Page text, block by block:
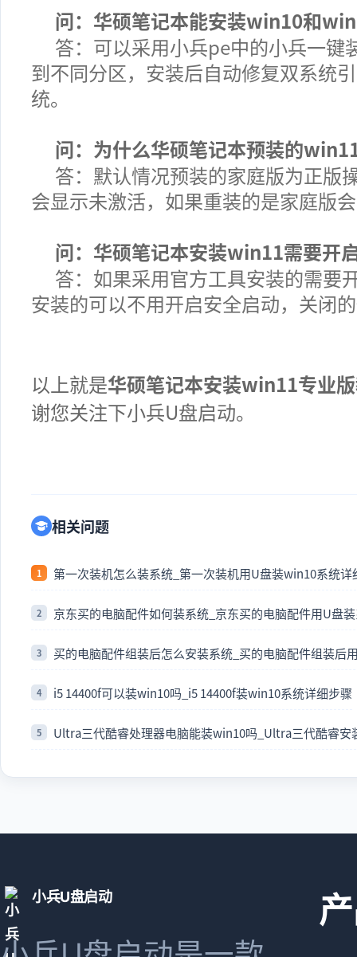
问：华硕笔记本能安装win10和
答：可以采用小兵pe中的小兵一
到不同分区，安装后自动修复双系统
统。
问：为什么华硕笔记本预装的
答：默认情况预装的家庭版为正版
会显示未激活，如果重装的是家庭版
问：华硕笔记本安装win11需要开
答：如果采用官方工具安装的需要
安装的可以不用开启安全启动，关闭
以上就是华硕笔记本安装win11专业
谢您关注下小兵U盘启动。
相关问题
第一次装机怎么装系统_第一次装机用U盘装win10系统详
京东买的电脑配件如何装系统_京东买的电脑配件用U盘
买的电脑配件组装后怎么安装系统_买的电脑配件组装后
i5 14400f可以装win10吗_i5 14400f装win10系统详细步骤
Ultra三代酷睿处理器电脑能装win10吗_Ultra三代酷睿安
小兵U盘启动